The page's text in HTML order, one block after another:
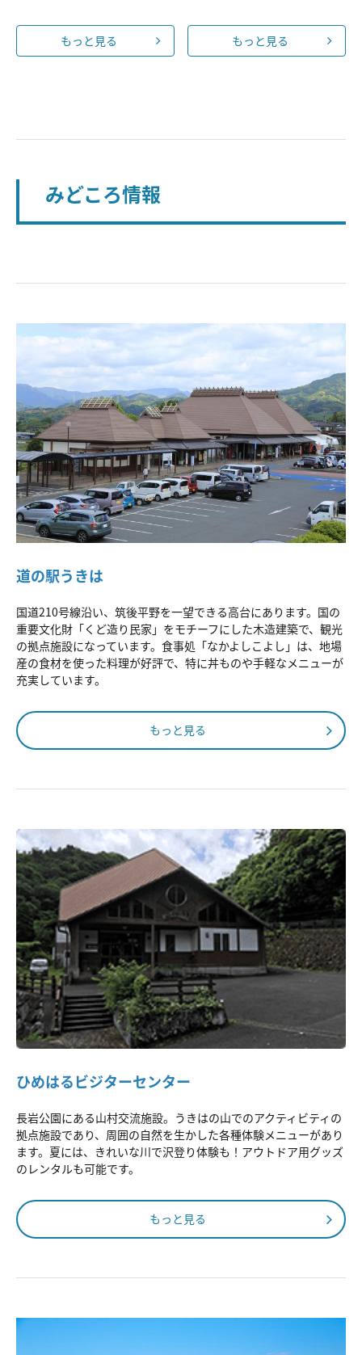
もっと見る もっと見る
みどころ情報
道の駅うきは
国道210号線沿い、筑後平野を一望できる高台にあります。国の
重要文化財「くど造り民家」をモチーフにした木造建築で、観光
の拠点施設になっています。食事処「なかよしこよし」は、地場
産の食材を使った料理が好評で、特に丼ものや手軽なメニューが
充実しています。
もっと見る
ひめはるビジターセンター
長岩公園にある山村交流施設。うきはの山でのアクティビティの
拠点施設であり、周囲の自然を生かした各種体験メニューがあり
ます。夏には、きれいな川で沢登り体験も！アウトドア用グッズ
のレンタルも可能です。
もっと見る